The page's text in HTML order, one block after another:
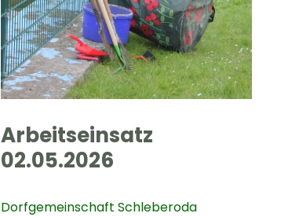
Arbeitseinsatz
02.05.2026
Dorfgemeinschaft Schleberoda